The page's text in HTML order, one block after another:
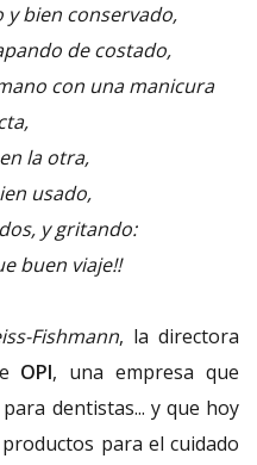
bien conservado,
de costado,
con una manicura
la otra,
usado,
y gritando:
buen viaje!!
Fishmann, la directora
OPI, una empresa que
dentistas... y que hoy
para el cuidado